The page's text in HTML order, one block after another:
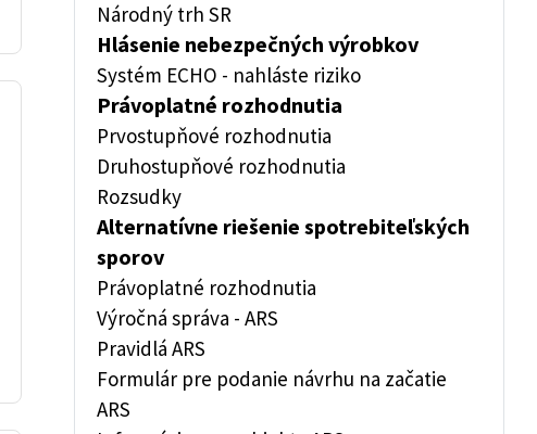
Národný trh SR
Hlásenie nebezpečných výrobkov
Systém ECHO - nahláste riziko
Právoplatné rozhodnutia
Prvostupňové rozhodnutia
Druhostupňové rozhodnutia
Rozsudky
Alternatívne riešenie spotrebiteľských
sporov
Právoplatné rozhodnutia
Výročná správa - ARS
Pravidlá ARS
Formulár pre podanie návrhu na začatie
ARS